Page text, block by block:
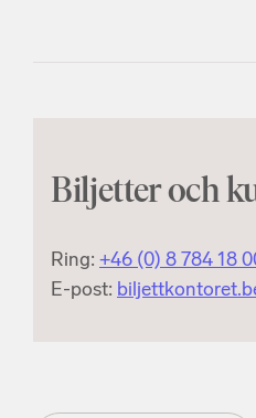
Biljetter och
Ring: +46 (0) 8 784 18
E-post: